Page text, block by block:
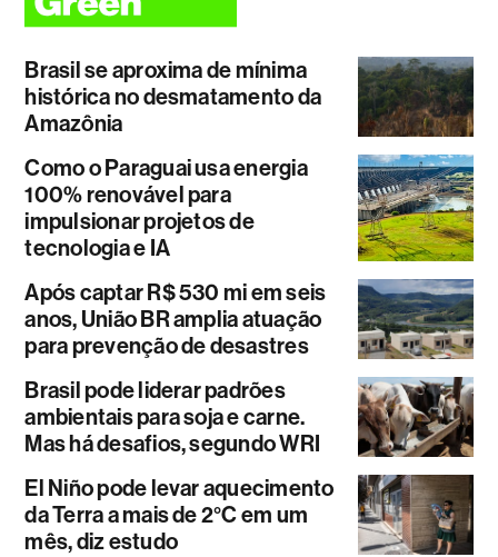
Brasil se aproxima de mínima
histórica no desmatamento da
Amazônia
Como o Paraguai usa energia
100% renovável para
impulsionar projetos de
tecnologia e IA
Após captar R$ 530 mi em seis
anos, União BR amplia atuação
para prevenção de desastres
Brasil pode liderar padrões
ambientais para soja e carne.
Mas há desafios, segundo WRI
El Niño pode levar aquecimento
da Terra a mais de 2°C em um
mês, diz estudo